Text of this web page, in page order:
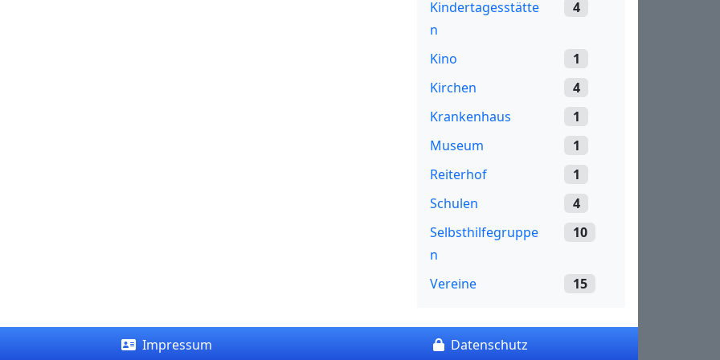
Kindertagesstätte
n
4
Kino
1
Kirchen
4
Krankenhaus
1
Museum
1
Reiterhof
1
Schulen
4
Selbsthilfegruppe
n
10
Vereine 15
Impressum Datenschutz